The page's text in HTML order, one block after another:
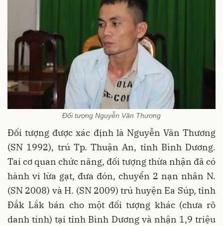
Đối tượng Nguyễn Văn Thương
Đối tượng được xác định là Nguyễn Văn Thương
(SN 1992), trú Tp. Thuận An, tỉnh Bình Dương.
Tai cơ quan chức năng, đối tượng thừa nhận đã có
hành vi lừa gạt, đưa đón, chuyển 2 nạn nhân N.
(SN 2008) và H. (SN 2009) trú huyện Ea Súp, tỉnh
Đắk Lắk bán cho một đối tượng khác (chưa rõ
danh tính) tại tỉnh Bình Dương và nhận 1,9 triệu